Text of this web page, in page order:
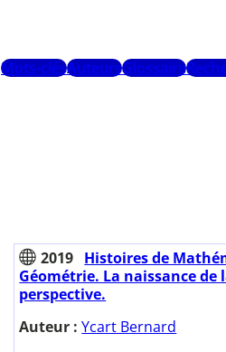
Mots-clésAuteursGlossaire
2019 Histoires de
Géométrie. La naissance de
perspective.
Auteur :Ycart Bernard